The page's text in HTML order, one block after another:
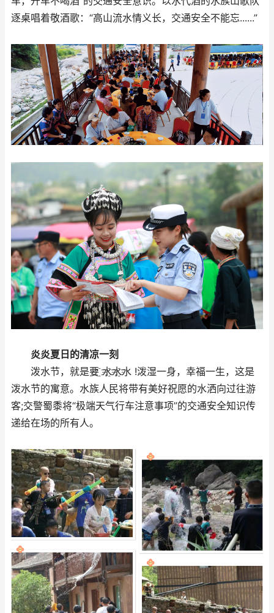
逐桌唱着敬酒歌：“高山流水情义长，交通安全不能忘......”
炎炎夏日的清凉一刻
泼水节，就是要 ҈水҈水҈水 !泼湿一身，幸福一生，这是
泼水节的寓意。水族人民将带有美好祝愿的水洒向过往游
客;交警蜀黍将“极端天气行车注意事项”的交通安全知识传
递给在场的所有人。